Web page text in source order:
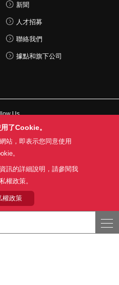
新聞
人才招募
聯絡我們
據點和旗下公司
Us
隱私權政策
網站地圖
之標準條款(PDF)
ALL RIGHTS RESERVED.
了Cookie。
站，即表示您同意使用
。
訊的詳細說明，請參閱我
權政策。
權政策